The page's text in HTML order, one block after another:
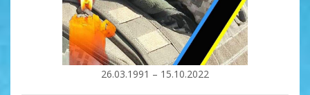
26.03.1991 – 15.10.2022